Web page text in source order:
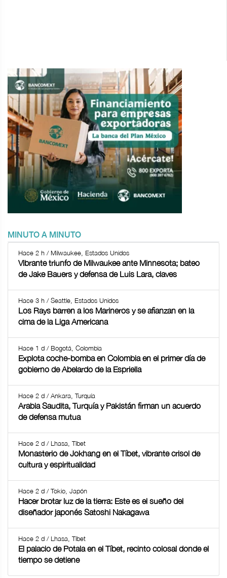
MINUTO A MINUTO
Hace 2 h / Milwaukee, Estados Unidos
Vibrante triunfo de Milwaukee ante Minnesota; bateo
de Jake Bauers y defensa de Luis Lara, claves
Hace 3 h / Seattle, Estados Unidos
Los Rays barren a los Marineros y se afianzan en la
cima de la Liga Americana
Hace 1 d / Bogotá, Colombia
Explota coche-bomba en Colombia en el primer día de
gobierno de Abelardo de la Espriella
Hace 2 d / Ankara, Turquía
Arabia Saudita, Turquía y Pakistán firman un acuerdo
de defensa mutua
Hace 2 d / Lhasa, Tíbet
Monasterio de Jokhang en el Tíbet, vibrante crisol de
cultura y espiritualidad
Hace 2 d / Tokio, Japón
Hacer brotar luz de la tierra: Este es el sueño del
diseñador japonés Satoshi Nakagawa
Hace 2 d / Lhasa, Tíbet
El palacio de Potala en el Tíbet, recinto colosal donde el
tiempo se detiene